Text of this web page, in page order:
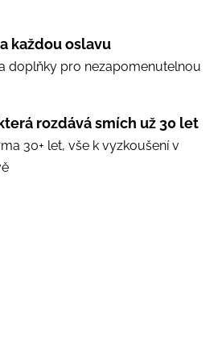
každou oslavu
doplňky pro nezapomenutelnou
rozdává smích už 30 let
30+ let, vše k vyzkoušení v